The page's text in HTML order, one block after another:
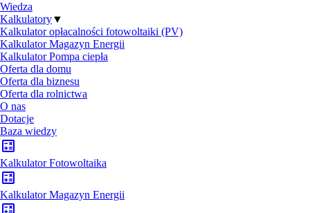
Wiedza
Kalkulatory▼
Kalkulator opłacalności fotowoltaiki (PV)
Kalkulator Magazyn Energii
Kalkulator Pompa ciepła
Oferta dla domu
Oferta dla biznesu
Oferta dla rolnictwa
O nas
Dotacje
Baza wiedzy
Kalkulator Fotowoltaika
Kalkulator Magazyn Energii